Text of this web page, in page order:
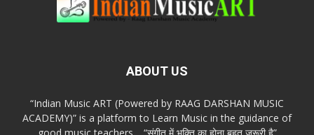
ABOUT US
“Indian Music ART (Powered by RAAG DARSHAN MUSIC
ACADEMY)” is a platform to Learn Music in the guidance of